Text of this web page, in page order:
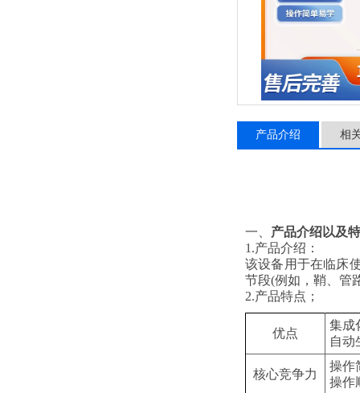
产品介绍 相
‌一、 产品介绍以及
1.产品介绍：
该设备用于在临床
节段(例如，鞘、管
2.产品特点；
优点
集成
自动
核心竞争力
操作
操作